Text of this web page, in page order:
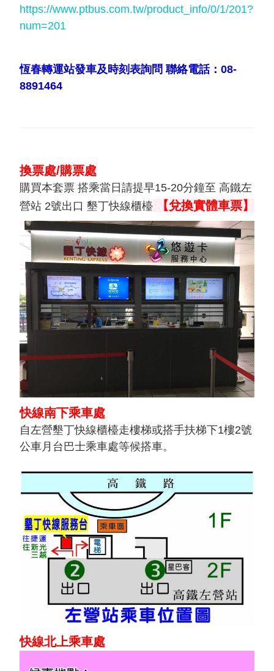
https://www.ptbus.com.tw/product_info/0/1/201?
num=201
恆春轉運站發車及時刻表詢問 聯絡電話：08-
8891464
換票處/購票處
購買本套票 搭乘當日請提早15-20分鐘至 高鐵左
營站 2號出口 墾丁快線櫃檯 【兌換實體車票】
快線南下乘車處
自左營墾丁快線櫃檯走樓梯或搭手扶梯下1樓2號
公車月台巴士乘車處等候搭車。
快線北上乘車處